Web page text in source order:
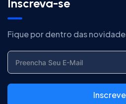
Inscreva-se
Fique por dentro das